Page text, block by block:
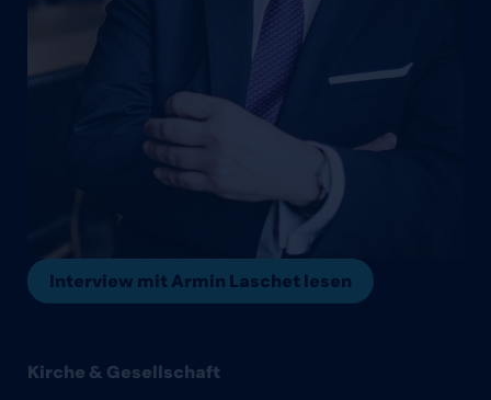
Interview mit Armin Laschet lesen
Kirche & Gesellschaft